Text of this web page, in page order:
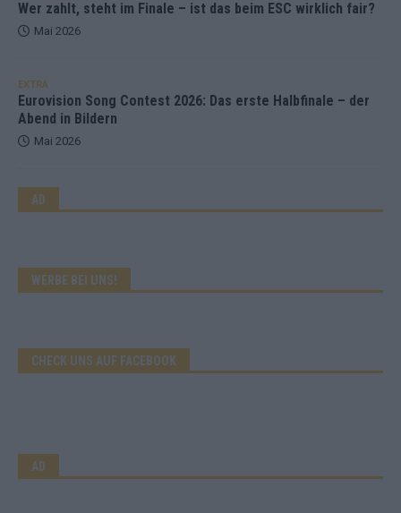
Wer zahlt, steht im Finale – ist das beim ESC wirklich fair?
Mai 2026
EXTRA
Eurovision Song Contest 2026: Das erste Halbfinale – der
Abend in Bildern
Mai 2026
AD
WERBE BEI UNS!
CHECK UNS AUF FACEBOOK
AD